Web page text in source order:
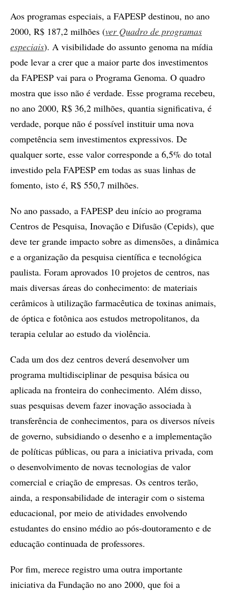
Aos programas especiais, a FAPESP destinou, no ano
2000, R$ 187,2 milhões (ver Quadro de programas
especiais). A visibilidade do assunto genoma na mídia
pode levar a crer que a maior parte dos investimentos
da FAPESP vai para o Programa Genoma. O quadro
mostra que isso não é verdade. Esse programa recebeu,
no ano 2000, R$ 36,2 milhões, quantia significativa, é
verdade, porque não é possível instituir uma nova
competência sem investimentos expressivos. De
qualquer sorte, esse valor corresponde a 6,5% do total
investido pela FAPESP em todas as suas linhas de
fomento, isto é, R$ 550,7 milhões.
No ano passado, a FAPESP deu início ao programa
Centros de Pesquisa, Inovação e Difusão (Cepids), que
deve ter grande impacto sobre as dimensões, a dinâmica
e a organização da pesquisa científica e tecnológica
paulista. Foram aprovados 10 projetos de centros, nas
mais diversas áreas do conhecimento: de materiais
cerâmicos à utilização farmacêutica de toxinas animais,
de óptica e fotônica aos estudos metropolitanos, da
terapia celular ao estudo da violência.
Cada um dos dez centros deverá desenvolver um
programa multidisciplinar de pesquisa básica ou
aplicada na fronteira do conhecimento. Além disso,
suas pesquisas devem fazer inovação associada à
transferência de conhecimentos, para os diversos níveis
de governo, subsidiando o desenho e a implementação
de políticas públicas, ou para a iniciativa privada, com
o desenvolvimento de novas tecnologias de valor
comercial e criação de empresas. Os centros terão,
ainda, a responsabilidade de interagir com o sistema
educacional, por meio de atividades envolvendo
estudantes do ensino médio ao pós-doutoramento e de
educação continuada de professores.
Por fim, merece registro uma outra importante
iniciativa da Fundação no ano 2000, que foi a